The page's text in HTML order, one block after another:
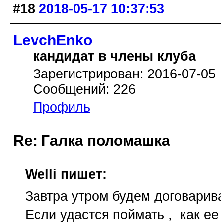
#18 2018-05-17 10:37:53
LevchEnko
кандидат в члены клуба
Зарегистрирован: 2016-07-05
Сообщений: 226
Профиль
Re: Галка поломашка
Welli пишет:
Завтра утром будем
Если удастся поймать , как